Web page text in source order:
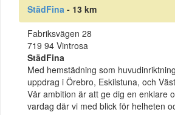
StädFina - 13 km
Fabriksvägen 28
719 94 Vintrosa
StädFina
Med hemstädning som
uppdrag i Örebro, Eskilstuna, och
Vår ambition är att ge dig en enklare
vardag där vi med blick för helheten